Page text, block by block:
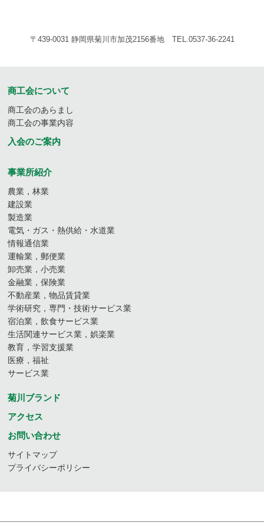
〒439-0031 静岡県菊川市加茂2156番地 TEL.0537-36-2241
商工会について
商工会のあらまし
商工会の事業内容
入会のご案内
事業所紹介
農業，林業
建設業
製造業
電気・ガス・熱供給・水道業
情報通信業
運輸業，郵便業
卸売業，小売業
金融業，保険業
不動産業，物品賃貸業
学術研究，専門・技術サービス業
宿泊業，飲食サービス業
生活関連サービス業，娯楽業
教育，学習支援業
医療，福祉
サービス業
菊川ブランド
アクセス
お問い合わせ
サイトマップ
プライバシーポリシー